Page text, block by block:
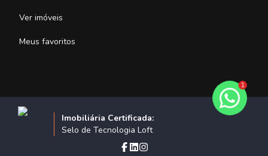
Ver imóveis
Meus favoritos
Imobiliária Certificada:
Selo de Tecnologia Loft
1